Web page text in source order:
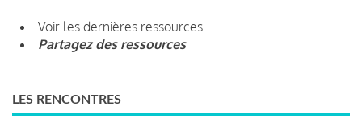
Voir les dernières ressources
Partagez des ressources
LES RENCONTRES